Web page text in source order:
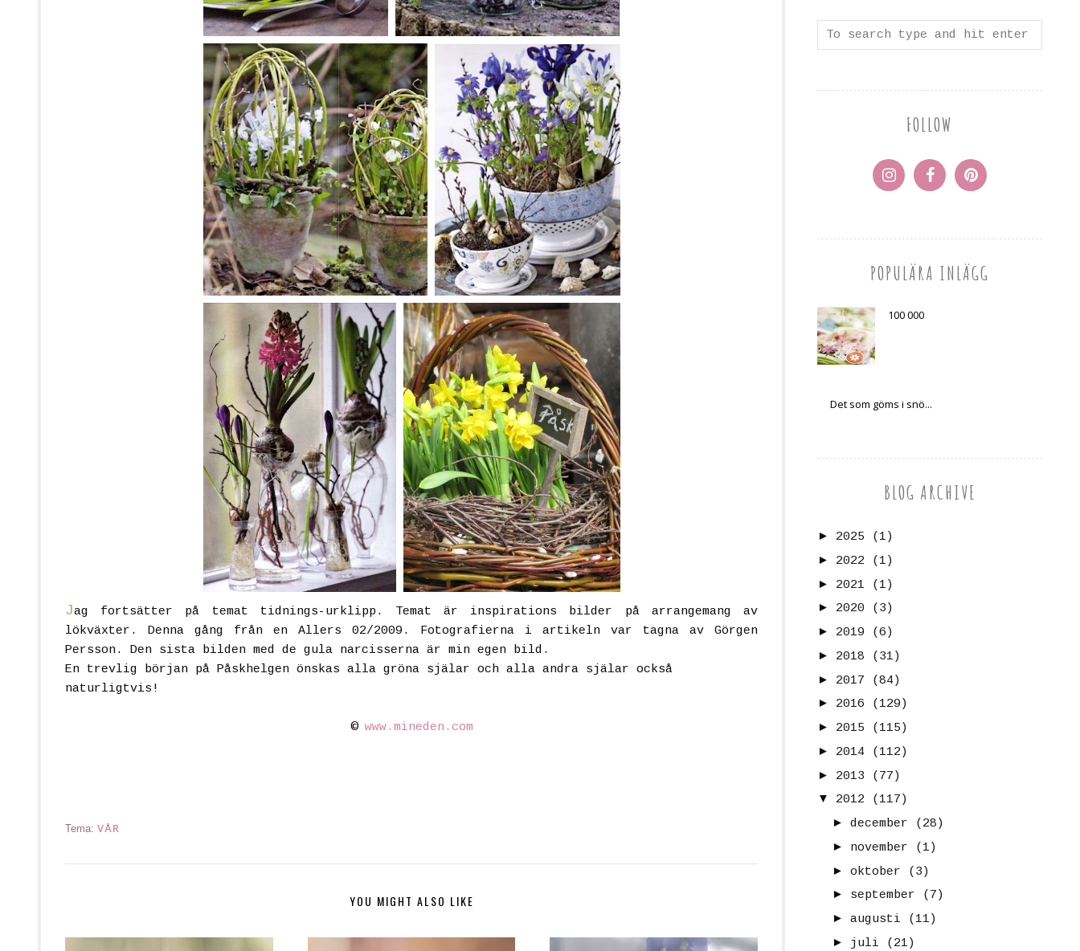
Jag fortsätter på temat tidnings-urklipp. Temat är inspirations bilder på arrangemang av
lökväxter. Denna gång från en Allers 02/2009. Fotografierna i artikeln var tagna av Görgen
Persson. Den sista bilden med de gula narcisserna är min egen bild.
En trevlig början på Påskhelgen önskas alla gröna själar och alla andra själar också
naturligtvis!
© www.mineden.com
Tema: VÅR
YOU MIGHT ALSO LIKE
FOLLOW
POPULÄRA INLÄGG
100 000
Det som göms i snö...
BLOG ARCHIVE
► 2025
(1)
► 2022
(1)
► 2021
(1)
► 2020
(3)
► 2019
(6)
► 2018
(31)
► 2017
(84)
► 2016
(129)
► 2015
(115)
► 2014
(112)
► 2013
(77)
▼
2012
(117)
► december
(28)
► november
(1)
► oktober
(3)
► september
(7)
► augusti
(11)
► juli
(21)